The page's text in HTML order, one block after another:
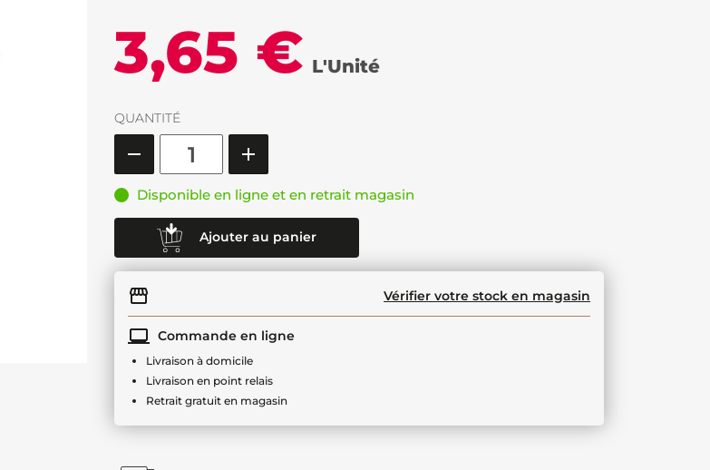
3,65 € L'Unité
QUANTITÉ
Disponible en ligne et en retrait magasin
Ajouter au panier
Vérifier votre stock en magasin
Commande en ligne
Livraison à domicile
Livraison en point relais
Retrait gratuit en magasin